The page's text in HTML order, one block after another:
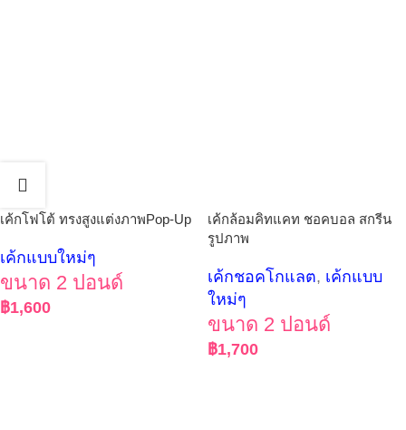
เค้กโฟโต้ ทรงสูงแต่งภาพPop-Up
เค้กแบบใหม่ๆ
ขนาด 2 ปอนด์
฿1,600
เค้กล้อมคิทแคท ชอคบอล สกรีน
รูปภาพ
เค้กชอคโกแลต, เค้กแบบ
ใหม่ๆ
ขนาด 2 ปอนด์
฿1,700